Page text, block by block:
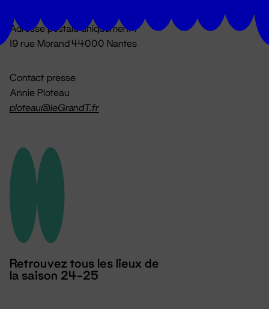
Adresse postale uniquement :
19 rue Morand 44000 Nantes
Contact presse
Annie Ploteau
ploteau@leGrandT.fr
Retrouvez tous les lieux de
la saison 24-25